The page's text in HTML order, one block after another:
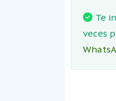
Te
veces